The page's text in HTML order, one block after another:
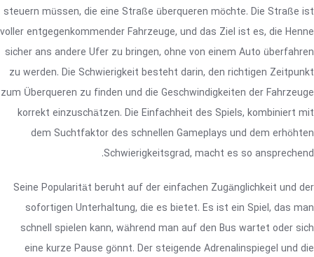
steuern müssen, die eine Straße überqueren möchte. Die Straße ist
voller entgegenkommender Fahrzeuge, und das Ziel ist es, die Henne
sicher ans andere Ufer zu bringen, ohne von einem Auto überfahren
zu werden. Die Schwierigkeit besteht darin, den richtigen Zeitpunkt
zum Überqueren zu finden und die Geschwindigkeiten der Fahrzeuge
korrekt einzuschätzen. Die Einfachheit des Spiels, kombiniert mit
dem Suchtfaktor des schnellen Gameplays und dem erhöhten
Schwierigkeitsgrad, macht es so ansprechend.
Seine Popularität beruht auf der einfachen Zugänglichkeit und der
sofortigen Unterhaltung, die es bietet. Es ist ein Spiel, das man
schnell spielen kann, während man auf den Bus wartet oder sich
eine kurze Pause gönnt. Der steigende Adrenalinspiegel und die